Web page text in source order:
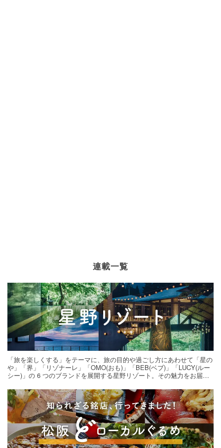
連載一覧
「旅を楽しくする」をテーマに、旅の目的や過ごし方にあわせて「星の
や」「界」「リゾナーレ」「OMO(おも)」「BEB(ベブ)」「LUCY(ルー
シー)」の 6 つのブランドを展開する星野リゾート。その魅力をお届け